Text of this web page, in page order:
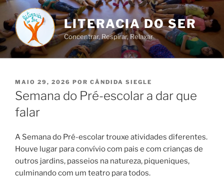
Saltar
para
o
conteúdo
LITERACIA DO SER
Concentrar, Respirar, Relaxar
PUBLICADO
EM
MAIO 29, 2026 POR CÂNDIDA SIEGLE
Semana do Pré-escolar a dar que
falar
A Semana do Pré-escolar trouxe atividades diferentes.
Houve lugar para convívio com pais e com crianças de
outros jardins, passeios na natureza, piqueniques,
culminando com um teatro para todos.